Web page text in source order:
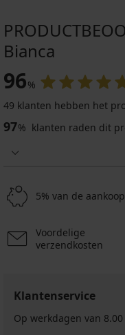
Sale -70%
dames
T-
shirt
6,90
€
Bianca
96%
49 klanten hebben het
97% klanten raden dit
5% van de aankoop
Voordelige
verzendkosten
Klantenservice
Op werkdagen van